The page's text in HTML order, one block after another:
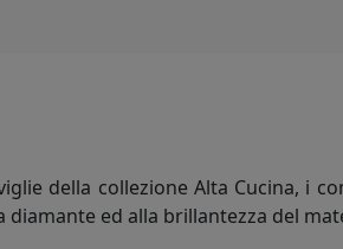
della collezione Alta Cucina, i
ed alla brillantezza del